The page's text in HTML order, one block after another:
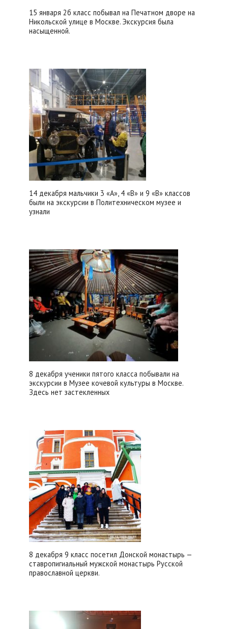
15 января 2б класс побывал на Печатном дворе на
Никольской улице в Москве. Экскурсия была
насыщенной.
14 декабря мальчики 3 «А», 4 «В» и 9 «В» классов
были на экскурсии в Политехническом музее и
узнали
8 декабря ученики пятого класса побывали на
экскурсии в Музее кочевой культуры в Москве.
Здесь нет застекленных
8 декабря 9 класс посетил Донской монастырь —
ставропигиальный мужской монастырь Русской
православной церкви.